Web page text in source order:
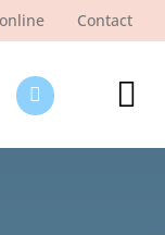
Contact